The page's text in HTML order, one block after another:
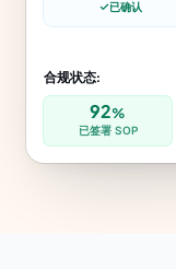
已确认
合规状态:
92%
已签署 SOP